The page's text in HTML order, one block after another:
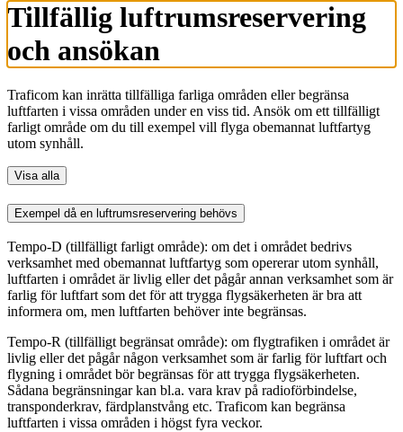
Tillfällig luftrumsreservering
och ansökan
Traficom kan inrätta tillfälliga farliga områden eller begränsa
luftfarten i vissa områden under en viss tid. Ansök om ett tillfälligt
farligt område om du till exempel vill flyga obemannat luftfartyg
utom synhåll.
Visa alla
Exempel då en luftrumsreservering behövs
Tempo-D (tillfälligt farligt område): om det i området bedrivs
verksamhet med obemannat luftfartyg som opererar utom synhåll,
luftfarten i området är livlig eller det pågår annan verksamhet som är
farlig för luftfart som det för att trygga flygsäkerheten är bra att
informera om, men luftfarten behöver inte begränsas.
Tempo-R (tillfälligt begränsat område): om flygtrafiken i området är
livlig eller det pågår någon verksamhet som är farlig för luftfart och
flygning i området bör begränsas för att trygga flygsäkerheten.
Sådana begränsningar kan bl.a. vara krav på radioförbindelse,
transponderkrav, färdplanstvång etc. Traficom kan begränsa
luftfarten i vissa områden i högst fyra veckor.